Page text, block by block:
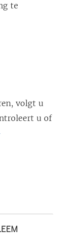
te
volgt u
u of